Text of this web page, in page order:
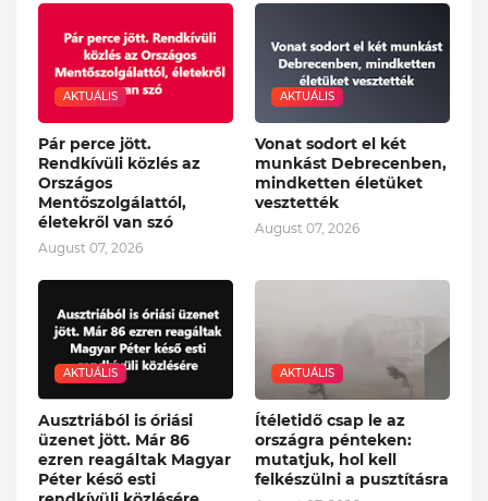
AKTUÁLIS
Pár perce jött.
Rendkívüli közlés az
Országos
Mentőszolgálattól,
életekről van szó
August 07, 2026
AKTUÁLIS
Vonat sodort el két
munkást Debrecenben,
mindketten életüket
vesztették
August 07, 2026
AKTUÁLIS
Ausztriából is óriási
üzenet jött. Már 86
ezren reagáltak Magyar
Péter késő esti
AKTUÁLIS
Ítéletidő csap le az
országra pénteken:
mutatjuk, hol kell
felkészülni a pusztításra